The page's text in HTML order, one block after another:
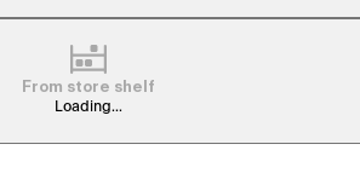
From store shelf
Loading...